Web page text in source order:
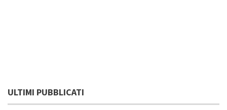
ULTIMI PUBBLICATI